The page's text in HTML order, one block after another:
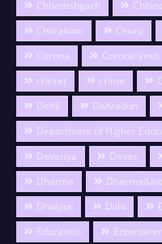
Chhattishgarh
Chitrakoot
Churu
Corona
Corona Virus
cricket
crime
Dehli
Dehradun
Department of Higher
Devariya
Devas
Dharma
Dholpur
Dilhi
Education